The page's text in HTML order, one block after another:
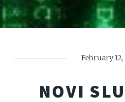
Home
February 12,
NOVI